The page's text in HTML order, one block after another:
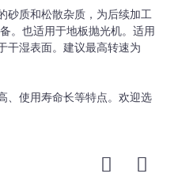
砂质和松散杂质，为后续加工
。也适用于地板抛光机。适用
干湿表面。建议最高转速为
、使用寿命长等特点。欢迎选
46-60-80-120-
240-320-500-
800#
花岗岩、大理
石、人造石
等。